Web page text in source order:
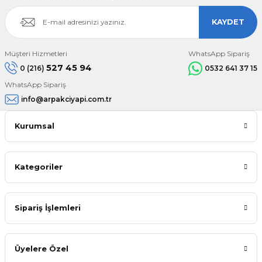
KAYDET
Müşteri Hizmetleri
0 (216) 527 45 94
WhatsApp Sipariş
0532 641 37 15
WhatsApp Sipariş
info@arpakciyapi.com.tr
Kurumsal
Kategoriler
Sipariş İşlemleri
Üyelere Özel